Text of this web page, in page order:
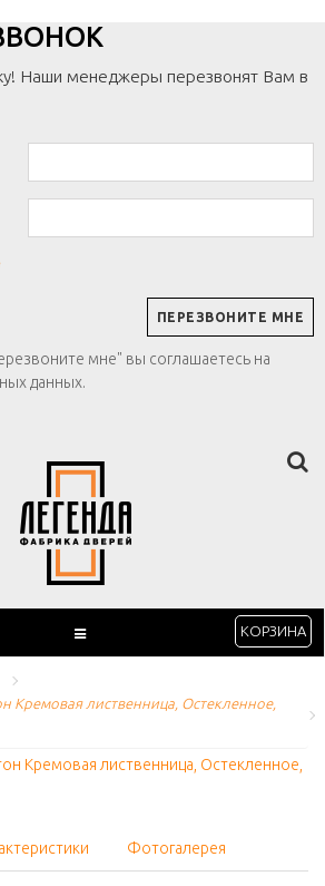
Наши менеджеры перезвонят Вам в
мне" вы соглашаетесь на
данных.
КОРЗИНА
Кремовая лиственница, Остекленное,
Фотогалерея